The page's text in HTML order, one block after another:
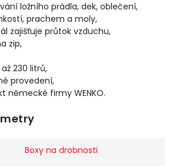
ložního prádla, dek, oblečení,
prachem a moly,
zajišťuje průtok vzduchu,
zip,
230 litrů,
provedení,
německé firmy WENKO.
Boxy na drobnosti